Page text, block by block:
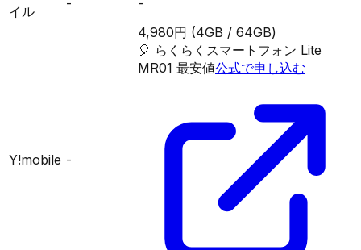
イル
Y!mobile -
4,980円 (4GB / 64GB)
🎈 らくらくスマートフォン Lite
MR01 最安値公式で申し込む